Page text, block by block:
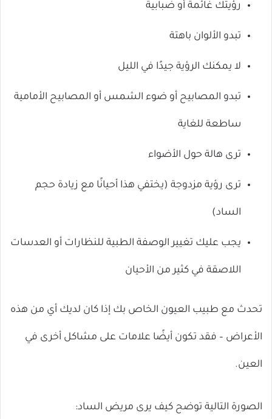
رؤيتك غائمة أو ضبابية
تبدو الألوان باهتة
لا يمكنك الرؤية جيدًا في الليل
تبدو المصابيح أو ضوء الشمس أو المصابيح الأمامية
ساطعة للغاية
ترى هالة حول الأضواء
ترى رؤية مزدوجة (يختفي هذا أحيانًا مع زيادة حجم
الساد)
يجب عليك تغيير الوصفة الطبية للنظارات أو العدسات
اللاصقة في كثير من الأحيان
تحدث مع طبيب العيون الخاص بك إذا كان لديك أي من هذه
الأعراض – فقد تكون أيضًا علامات على مشاكل أخرى في
العين.
الصورة التالية توضح كيف يرى مريض الساد: